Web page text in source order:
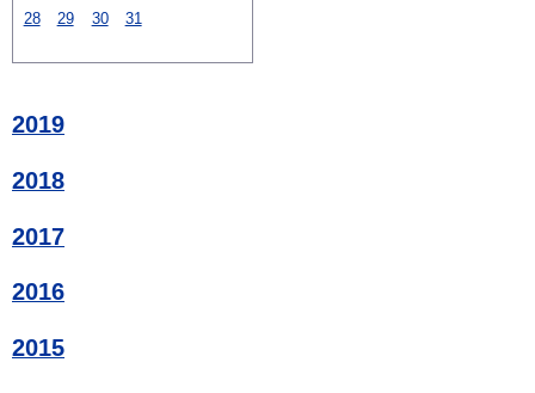
28
29 30 31
2019
2018
2017
2016
2015